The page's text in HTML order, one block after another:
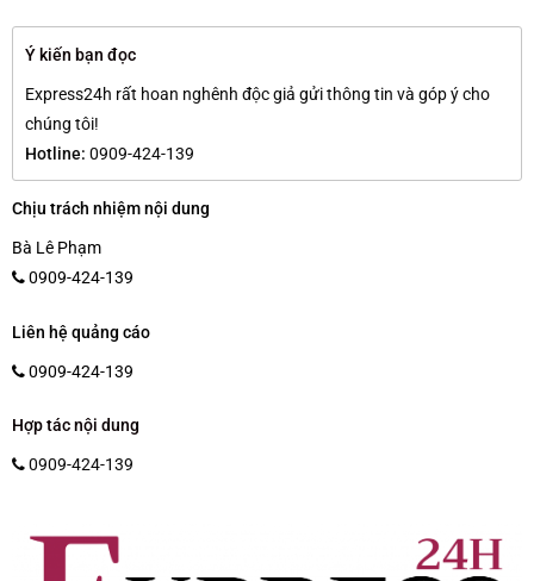
Ý kiến bạn đọc
Express24h rất hoan nghênh độc giả gửi thông tin và góp ý cho
chúng tôi!
Hotline: 0909-424-139
Chịu trách nhiệm nội dung
Bà Lê Phạm
0909-424-139
Liên hệ quảng cáo
0909-424-139
Hợp tác nội dung
0909-424-139